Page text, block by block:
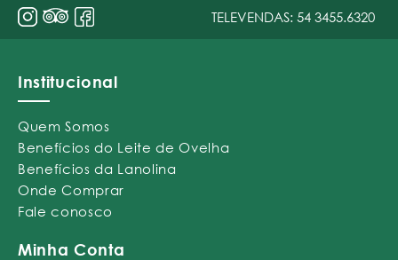
TELEVENDAS: 54 3455.6320
Institucional
Quem Somos
Benefícios do Leite de Ovelha
Benefícios da Lanolina
Onde Comprar
Fale conosco
Minha Conta